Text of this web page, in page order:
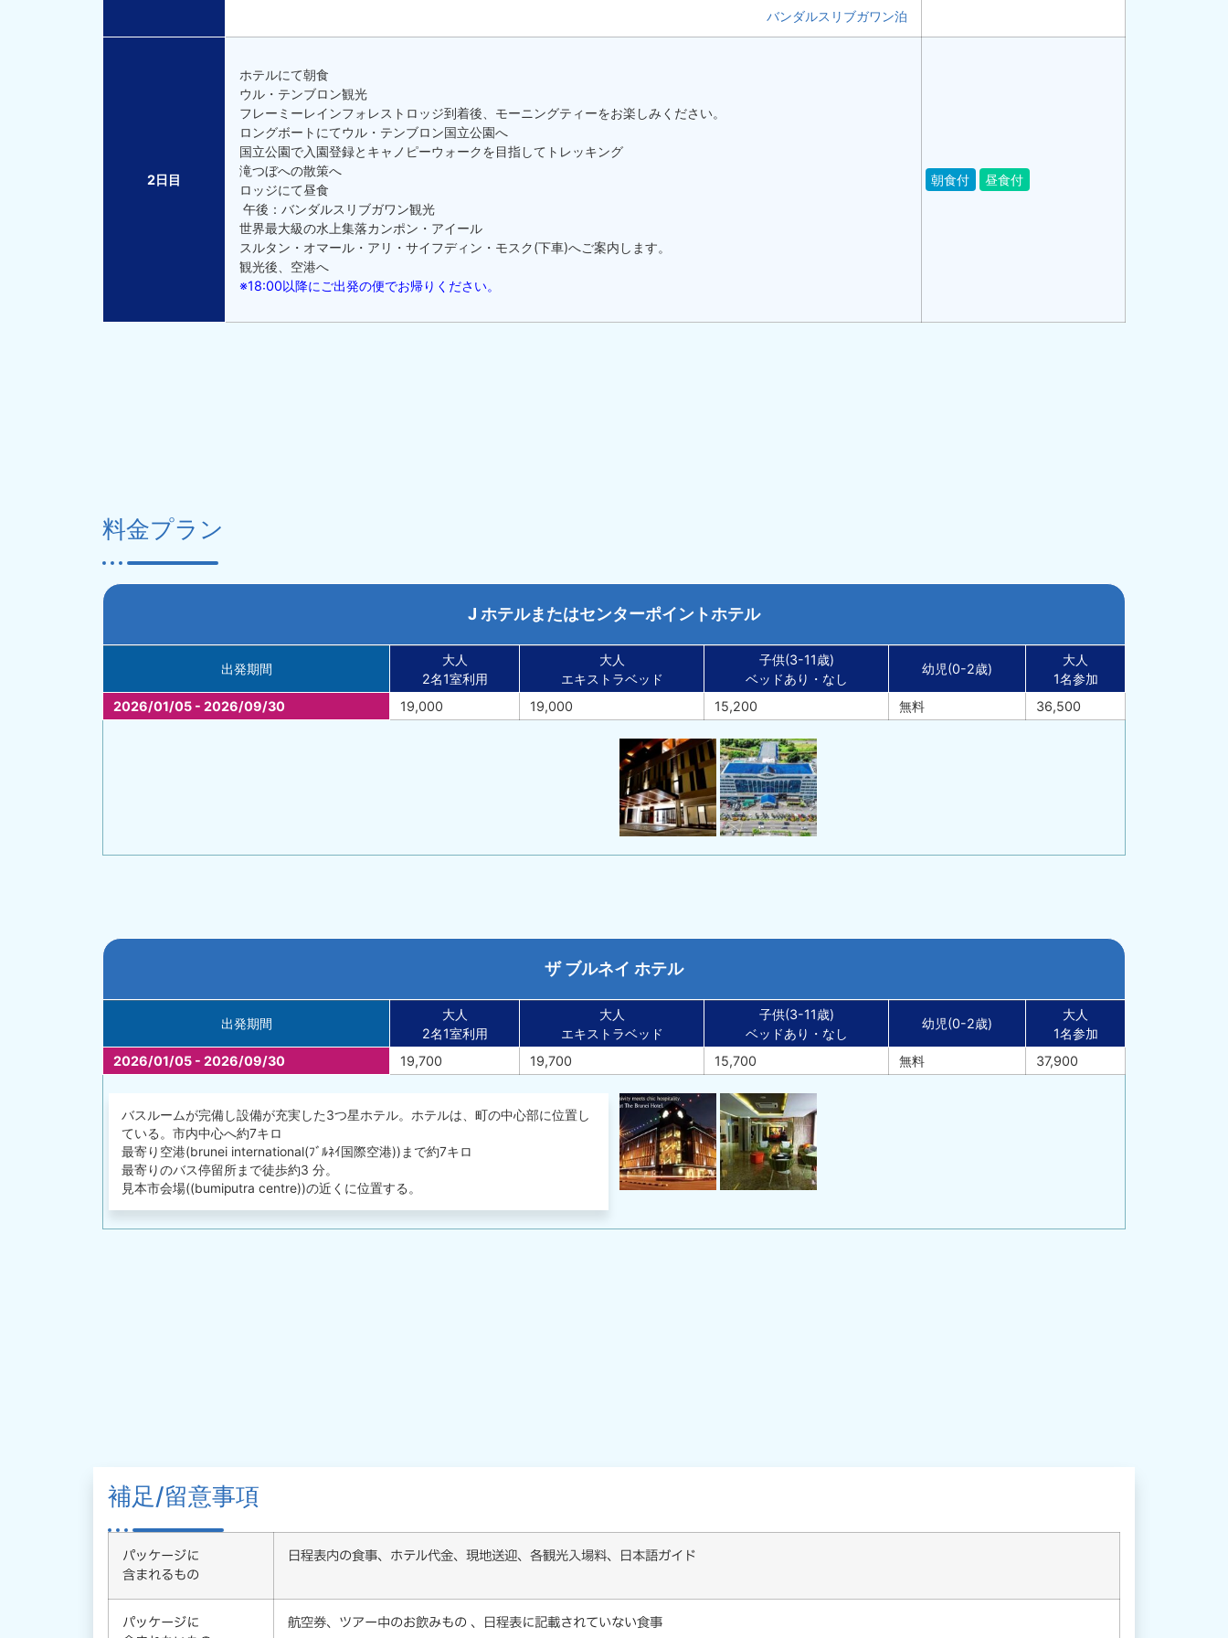
バンダルスリブガワン泊
2日目
ホテルにて朝食
ウル・テンブロン観光
フレーミーレインフォレストロッジ到着後、モーニングティーをお楽しみください。
ロングボートにてウル・テンブロン国立公園へ
国立公園で入園登録とキャノピーウォークを目指してトレッキング
滝つぼへの散策へ
ロッジにて昼食
午後：バンダルスリブガワン観光
世界最大級の水上集落カンポン・アイール
スルタン・オマール・アリ・サイフディン・モスク(下車)へご案内します。
観光後、空港へ
※18:00以降にご出発の便でお帰りください。
朝食付 昼食付
料金プラン
J ホテルまたはセンターポイントホテル
出発期間
大人
2名1室利用
大人
エキストラベッド
子供(3-11歳)
ベッドあり・なし
幼児(0-2歳)
大人
1名参加
2026/01/05 - 2026/09/30
19,000 19,000 15,200 無料 36,500
ザ ブルネイ ホテル
出発期間
大人
2名1室利用
大人
エキストラベッド
子供(3-11歳)
ベッドあり・なし
幼児(0-2歳)
大人
1名参加
2026/01/05 - 2026/09/30
19,700 19,700 15,700 無料 37,900
バスルームが完備し設備が充実した3つ星ホテル。ホテルは、町の中心部に位置し
ている。市内中心へ約7キロ
最寄り空港(brunei international(ﾌﾞﾙﾈｲ国際空港))まで約7キロ
最寄りのバス停留所まで徒歩約3 分。
見本市会場((bumiputra centre))の近くに位置する。
補足/留意事項
パッケージに
含まれるもの
日程表内の食事、ホテル代金、現地送迎、各観光入場料、日本語ガイド
パッケージに
航空券、ツアー中のお飲みもの 、日程表に記載されていない食事